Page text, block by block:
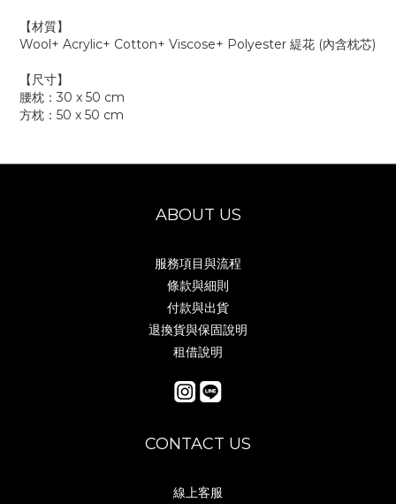
【材質】
Wool+ Acrylic+ Cotton+ Viscose+ Polyester 緹花 (內含枕芯)
【尺寸】
腰枕：30 x 50 cm
方枕：50 x 50 cm
ABOUT US
服務項目與流程
條款與細則
付款與出貨
退換貨與保固說明
租借說明
CONTACT US
線上客服